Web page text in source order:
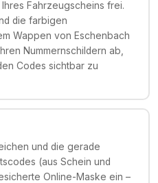
Fahrzeugscheins frei.
die farbigen
Wappen von Eschenbach
Nummernschildern ab,
Codes sichtbar zu
und die gerade
(aus Schein und
Online-Maske ein –